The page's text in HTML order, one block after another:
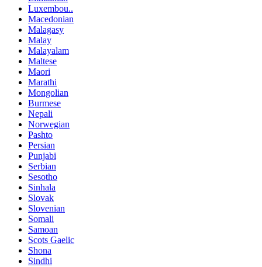
Luxembou..
Macedonian
Malagasy
Malay
Malayalam
Maltese
Maori
Marathi
Mongolian
Burmese
Nepali
Norwegian
Pashto
Persian
Punjabi
Serbian
Sesotho
Sinhala
Slovak
Slovenian
Somali
Samoan
Scots Gaelic
Shona
Sindhi